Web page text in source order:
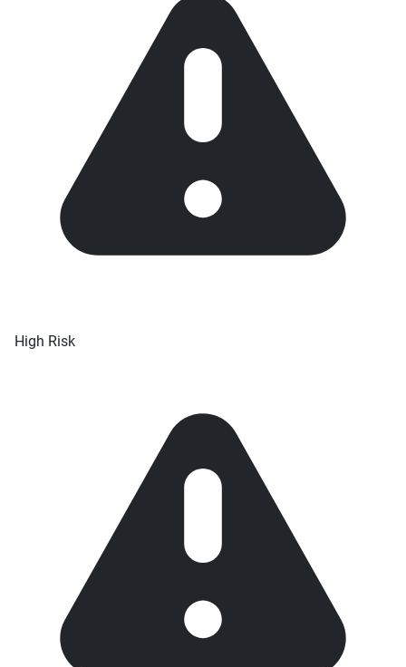
High Risk